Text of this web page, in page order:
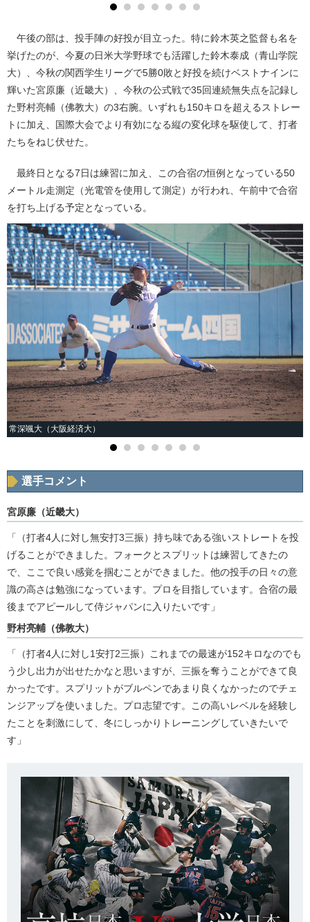
午後の部は、投手陣の好投が目立った。特に鈴木英之監督も名を
挙げたのが、今夏の日米大学野球でも活躍した鈴木泰成（青山学院
大）、今秋の関西学生リーグで5勝0敗と好投を続けベストナインに
輝いた宮原廉（近畿大）、今秋の公式戦で35回連続無失点を記録し
た野村亮輔（佛教大）の3右腕。いずれも150キロを超えるストレー
トに加え、国際大会でより有効になる縦の変化球を駆使して、打者
たちをねじ伏せた。
最終日となる7日は練習に加え、この合宿の恒例となっている50
メートル走測定（光電管を使用して測定）が行われ、午前中で合宿
を打ち上げる予定となっている。
常深颯大（大阪経済大）
選手コメント
宮原廉（近畿大）
「（打者4人に対し無安打3三振）持ち味である強いストレートを投
げることができました。フォークとスプリットは練習してきたの
で、ここで良い感覚を掴むことができました。他の投手の日々の意
識の高さは勉強になっています。プロを目指しています。合宿の最
後までアピールして侍ジャパンに入りたいです」
野村亮輔（佛教大）
「（打者4人に対し1安打2三振）これまでの最速が152キロなのでも
う少し出力が出せたかなと思いますが、三振を奪うことができて良
かったです。スプリットがブルペンであまり良くなかったのでチェ
ンジアップを使いました。プロ志望です。この高いレベルを経験し
たことを刺激にして、冬にしっかりトレーニングしていきたいで
す」